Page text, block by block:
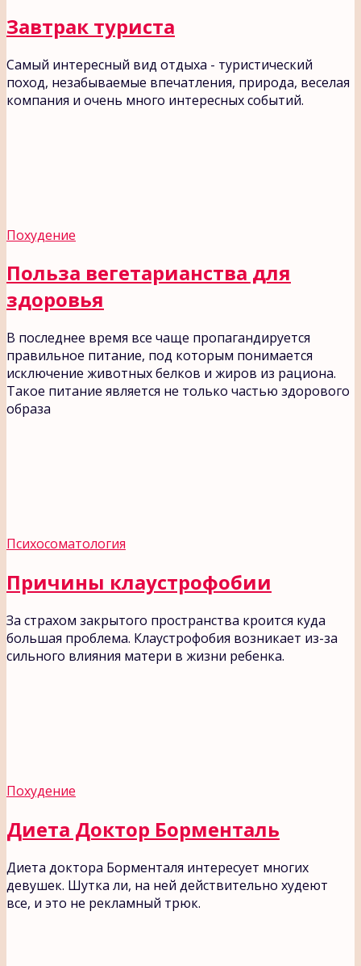
Завтрак туриста
Самый интересный вид отдыха - туристический
поход, незабываемые впечатления, природа, веселая
компания и очень много интересных событий.
Похудение
Польза вегетарианства для
здоровья
В последнее время все чаще пропагандируется
правильное питание, под которым понимается
исключение животных белков и жиров из рациона.
Такое питание является не только частью здорового
образа
Психосоматология
Причины клаустрофобии
За страхом закрытого пространства кроится куда
большая проблема. Клаустрофобия возникает из-за
сильного влияния матери в жизни ребенка.
Похудение
Диета Доктор Борменталь
Диета доктора Борменталя интересует многих
девушек. Шутка ли, на ней действительно худеют
все, и это не рекламный трюк.